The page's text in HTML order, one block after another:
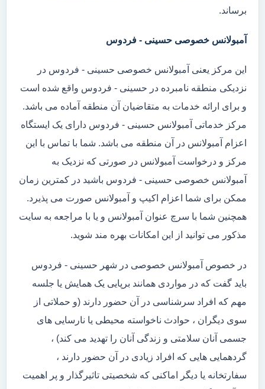
برساند.
آمبولانس خصوصی حسینی - فردوس
این مرکز یعنی آمبولانس خصوصی حسینی - فردوس در
نزدیکی منطقه نامبرده در حسینی - فردوس واقع شده است
و برای ارائه خدمات به متقاضیان آن منطقه آماده می باشد.
مرکز خدماتی آمبولانس حسینی - فردوس دارای یک ایستگاه
اعزام آمبولانس در آن منطقه می باشد. شما با تماس با این
مرکز و درخواست آمبولانس در صورتی که نزدیک به
آمبولانس خصوصی حسینی - فردوس باشید در کمترین زمان
ممکن برای شما اعزام اکیپ و آمبولانس صورت می پذیرد.
همچنین شما با سرچ عنوان آمبولانس و یا با مراجعه به سایت
مذکور می توانید از این امکانات بهره مند شوید.
در خصوص آمبولانس خصوصی در شهر حسینی - فردوس
باید گفت که در مواردی همانند برپایی یک همایش یا جلسه
مهم که افراد سرشناسی در آن حضور دارند (و حملاتی از
سوی دیگران ، حوادث ناخواسته محیطی یا نارسایی های
جسمی آنان سلامتی و زندگی آنان را تهدید می کند) ،
گردهمایی هایی که افراد زیادی در آن حضور دارند ،
سفارتخانه یا دیگر اماکنی که شخصیتی تاثیرگذار و پر اهمیت